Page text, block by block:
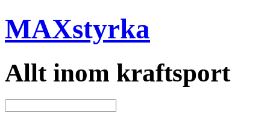
MAXstyrka
Allt inom kraftsport